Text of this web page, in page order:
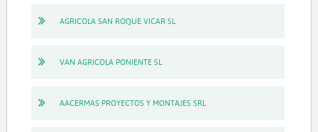
AGRICOLA SAN ROQUE VICAR SL
VAN AGRICOLA PONIENTE SL
AACERMAS PROYECTOS Y MONTAJES SRL